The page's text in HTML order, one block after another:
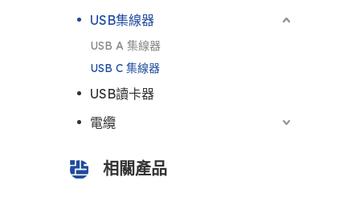
USB集線器
USB A 集線器
USB C 集線器
USB讀卡器
電纜
相關產品